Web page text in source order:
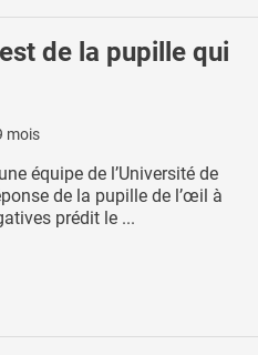
de la pupille qui
mois
équipe de l’Université de
de la pupille de l’œil à
prédit le ...